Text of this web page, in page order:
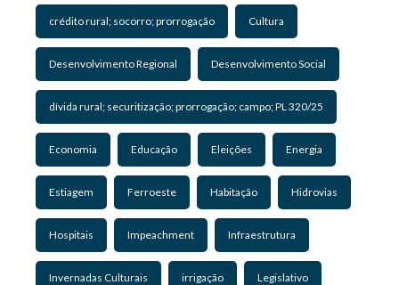
crédito rural; socorro; prorrogação Cultura
Desenvolvimento Regional Desenvolvimento Social
dívida rural; securitização; prorrogação; campo; PL 320/25
Economia Educação Eleições Energia
Estiagem Ferroeste Habitação Hidrovias
Hospitais Impeachment Infraestrutura
Invernadas Culturais irrigação Legislativo